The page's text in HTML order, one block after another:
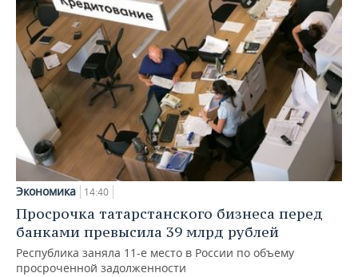
Экономика 14:40
Просрочка татарстанского бизнеса перед
банками превысила 39 млрд рублей
Республика заняла 11-е место в России по объему
просроченной задолженности